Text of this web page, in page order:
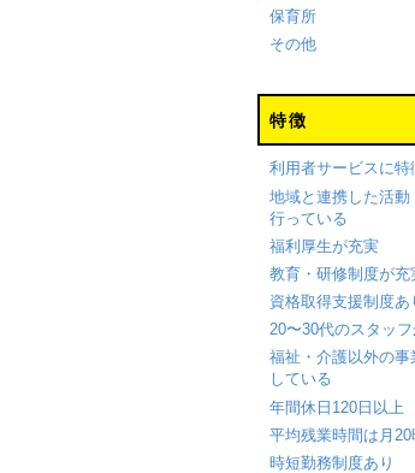
保育所
その他
特徴
利用者サービスに特
地域と連携した活動
行っている
福利厚生が充実
教育・研修制度が充
資格取得支援制度あ
20〜30代のスタッ
福祉・介護以外の事
している
年間休日120日以上
平均残業時間は月20
時短勤務制度あり